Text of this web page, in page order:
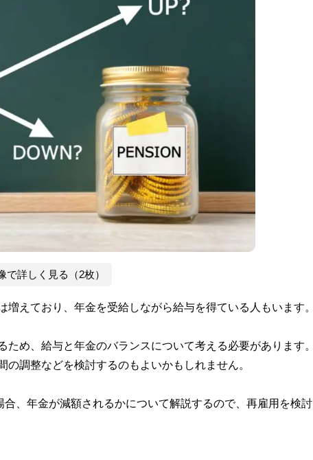
で詳しく見る（2枚）
えており、年金を受給しながら給与を得ている人もいます。
ため、給与と年金のバランスについて考える必要があります
調整などを検討するのもよいかもしれません。
、年金が減額されるかについて解説するので、再雇用を検